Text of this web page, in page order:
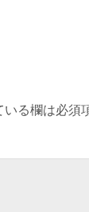
いる欄は必須